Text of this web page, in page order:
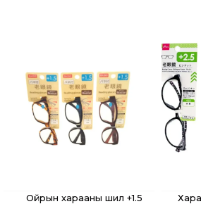
Ойрын харааны шил +1.5